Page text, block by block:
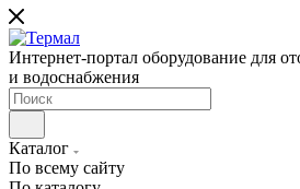
Интернет-портал оборудование для
и водоснабжения
Каталог
По всему сайту